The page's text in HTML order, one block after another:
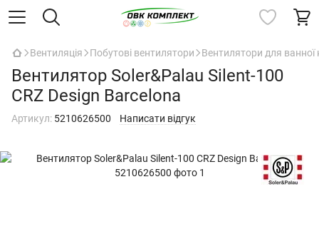
Вентиляція Побутові вентилятори Вентилятори для ванної
Вентилятор Soler&Palau Silent-100
CRZ Design Barcelona
Артикул: 5210626500 Написати відгук